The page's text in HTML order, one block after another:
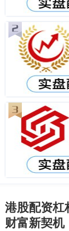
港股配资杠
财富新契机